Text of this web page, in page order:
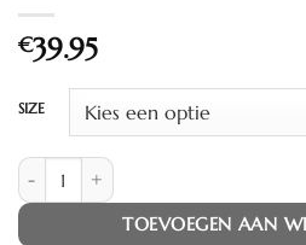
€39.95
SIZE
LACE TOP CREME aantal
TOEVOEGEN AAN